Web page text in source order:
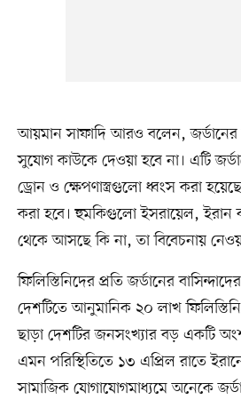
আয়মান সাফাদি আরও বলেন, জর্ডানের
সুযোগ কাউকে দেওয়া হবে না। এটি
ড্রোন ও ক্ষেপণাস্ত্রগুলো ধ্বংস করা
করা হবে। হুমকিগুলো ইসরায়েল, ইরান
থেকে আসছে কি না, তা বিবেচনায়
ফিলিস্তিনিদের প্রতি জর্ডানের
দেশটিতে আনুমানিক ২০ লাখ
ছাড়া দেশটির জনসংখ্যার বড় একটি
এমন পরিস্থিতিতে ১৩ এপ্রিল রাতে
সামাজিক যোগাযোগমাধ্যমে অনেকে